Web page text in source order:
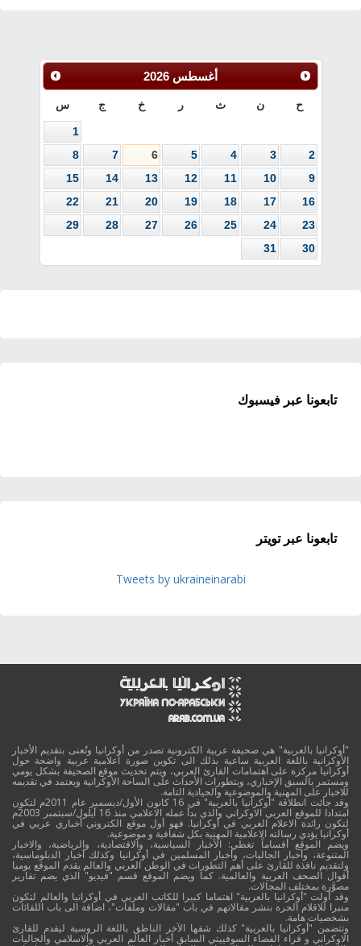
أغسطس 2026
ح ن ث ر خ ج س
1
2
3
4
5
6
7
8
9
10
11
12
13
14
15
16
17
18
19
20
21
22
23
24
25
26
27
28
29
30
31
تابعونا عبر فيسبوك
تابعونا عبر تويتر
Tweets by ukraineinarabi
"أوكرانيا بالعربية" هي صحيفة عربية الكترونية تصدر من أوكرانيا وتُعنى بتقديم الأخبار
الأوكرانية باللغة العربية ساعية بذلك الى تكوين صورة اعلامية عربية واضحة حول
أوكرانيا مركزة على اهتمامات القارئ العربي، ويتم تحديث موقع الصحيفة بشكل يومي
ومستمر بالسبق الإخباري، وبتطورات الأحداث على الساحة الأوكرانية ويعتمد في تقديمه
للاخبار على المهنية والموضوعية والحيادية التامة.
وقد جائت انطلاقة "أوكرانيا بالعربية" في 16 كانون الأول/ديسمبر عام 2011م لتكون
امتدادا للموقع العربي الاوكراني والذي بدأ عمله الاعلامي منذ 16 أيلول/سبتمبر 2003م
لتكون رائدة الاعلام العربي في أوكرانيا. فهو أول موقع الكتروني أخباري عربي في
أوكرانيا يؤدي رسالته الاعلامية المهنية بكل شفافية و موضوعية.
ويضم الموقع أقساماً تغطي: الأخبار السياسية، والاقتصادية، والرياضية، والاخبار
المتنوعة، وأخبار الجاليات، وأخبار المسلمين في أوكرانيا وكذلك أخبار الدبلوماسية،
ولتقديم نافذة للقارئ على أهم التطورات في الوطن العربي والعالم يقدم الموقع يوميا
أقوال الصحف العربية والعالمية. كما ويضم الموقع قسم "فيديو" الذي يضم تقارير
مصوَّرة بمختلف المجالات.
وقد أولت "أوكرانيا بالعربية" اهتماما كبيرا للكاتب العربي في أوكرانيا والعالم لتكون
منبرا للاقلام الحرة بنشر مقالاتهم في باب "مقالات وملفات"، اضافة الى باب اللقائات
بشخصيات هامة.
وتتضمن "أوكرانيا بالعربية" كذلك شقها الآخر الناطق باللغة الروسية ليقدم للقارئ
الاوكراني و قراء الفضاء السوفييتي السابق أخبار العالم العربي والاسلامي والجاليات